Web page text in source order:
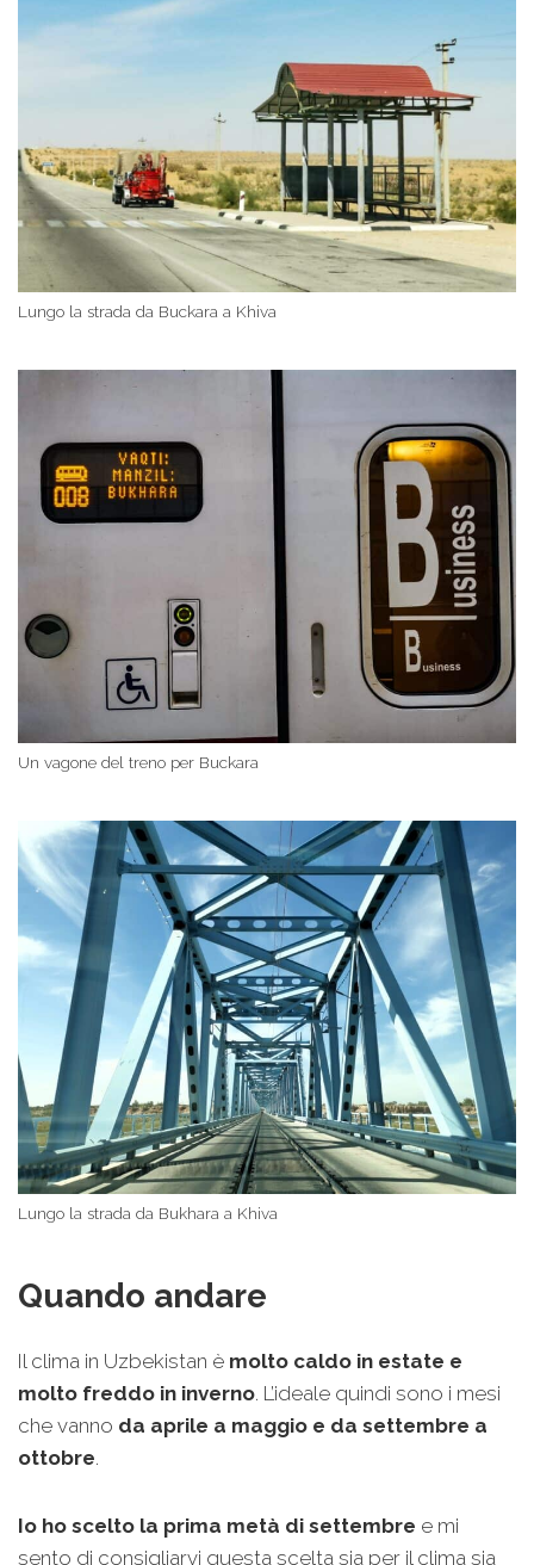
Lungo la strada da Buckara a Khiva
Un vagone del treno per Buckara
Lungo la strada da Bukhara a Khiva
Quando andare
Il clima in Uzbekistan è molto caldo in estate e
molto freddo in inverno. L’ideale quindi sono i mesi
che vanno da aprile a maggio e da settembre a
ottobre.
Io ho scelto la prima metà di settembre e mi
sento di consigliarvi questa scelta sia per il clima sia